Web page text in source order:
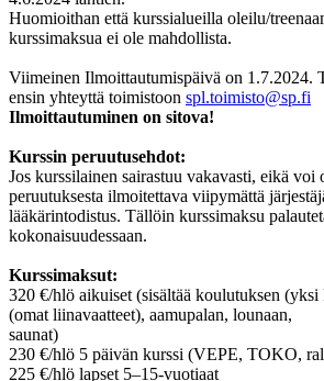
Huomioithan että kurssialueilla oleilu/
kurssimaksua ei ole mahdollista.
Viimeinen Ilmoittautumispäivä on 1.7.2024.
ensin yhteyttä toimistoon spl.toimisto@sp.fi
Ilmoittautuminen on sitova!
Kurssin peruutusehdot:
Jos kurssilainen sairastuu vakavasti, eikä voi
peruutuksesta ilmoitettava viipymättä
lääkärintodistus. Tällöin kurssimaksu
kokonaisuudessaan.
Kurssimaksut:
320 €/hlö aikuiset (sisältää koulutuksen
(omat liinavaatteet), aamupalan, lounaan,
saunat)
230 €/hlö 5 päivän kurssi (VEPE, TOKO,
225 €/hlö lapset 5–15-vuotiaat